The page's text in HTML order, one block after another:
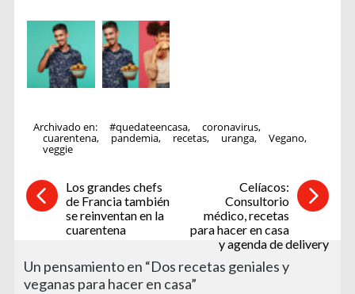
Archivado en: #quedateencasa, coronavirus,
cuarentena, pandemia, recetas, uranga, Vegano,
veggie
Los grandes chefs
de Francia también
se reinventan en la
cuarentena
Celíacos:
Consultorio
médico, recetas
para hacer en casa
y agenda de delivery
Un pensamiento en “Dos recetas geniales y
veganas para hacer en casa”